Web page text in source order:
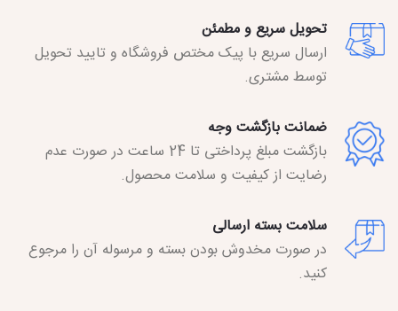
تحویل سریع و مطمئن
ارسال سریع با پیک مختص فروشگاه و تایید تحویل
توسط مشتری.
ضمانت بازگشت وجه
بازگشت مبلغ پرداختی تا 24 ساعت در صورت عدم
رضایت از کیفیت و سلامت محصول.
سلامت بسته ارسالی
در صورت مخدوش بودن بسته و مرسوله آن را مرجوع
کنید.